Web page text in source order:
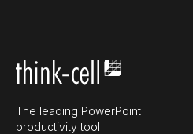
The leading PowerPoint
productivity tool